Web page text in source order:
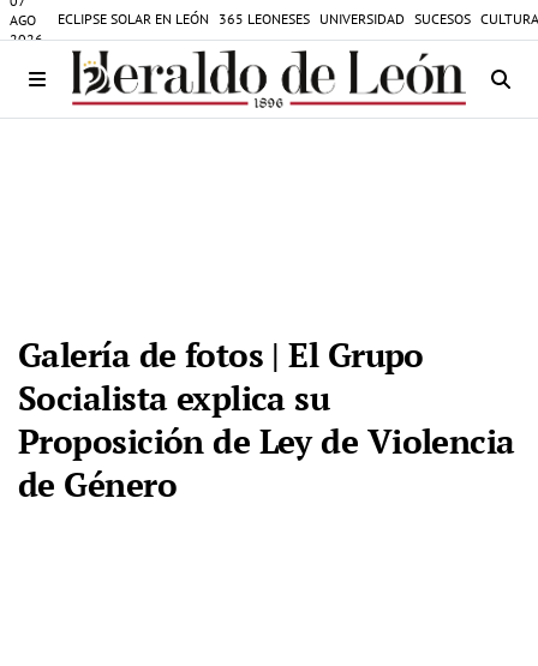
AGO
2026
ECLIPSE SOLAR EN LEÓN 365 LEONESES UNIVERSIDAD SUCESOS
Galería de fotos | El Grupo
Socialista explica su
Proposición de Ley de Violencia
de Género